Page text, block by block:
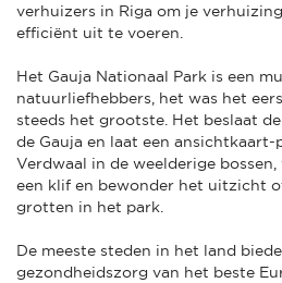
verhuizers in Riga om je
efficiënt uit te voeren.
Het Gauja Nationaal Park is een
natuurliefhebbers, het was het
steeds het grootste. Het beslaat
de Gauja en laat een
Verdwaal in de weelderige
een klif en bewonder het uitzicht
grotten in het park.
De meeste steden in het land
gezondheidszorg van het beste